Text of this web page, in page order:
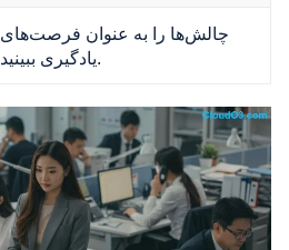
چالش‌ها را به عنوان فرصت‌های
یادگیری ببینید.